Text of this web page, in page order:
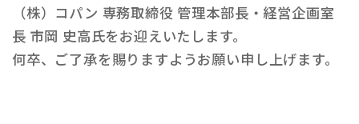
（株）コパン 専務取締役 管理本部長・経営企画室
長 市岡 史高氏をお迎えいたします。
何卒、ご了承を賜りますようお願い申し上げます。